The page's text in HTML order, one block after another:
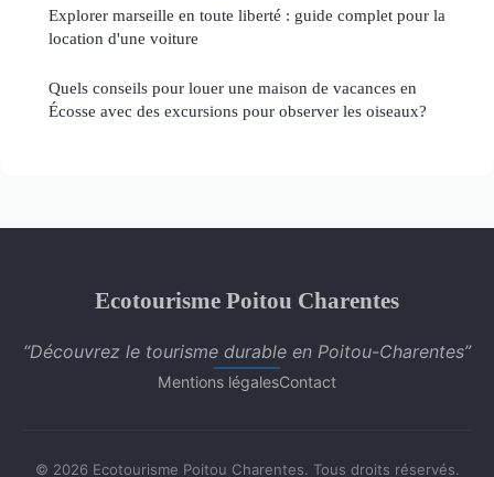
Explorer marseille en toute liberté : guide complet pour la
location d'une voiture
Quels conseils pour louer une maison de vacances en
Écosse avec des excursions pour observer les oiseaux?
Ecotourisme Poitou Charentes
“Découvrez le tourisme durable en Poitou-Charentes”
Mentions légalesContact
© 2026 Ecotourisme Poitou Charentes. Tous droits réservés.